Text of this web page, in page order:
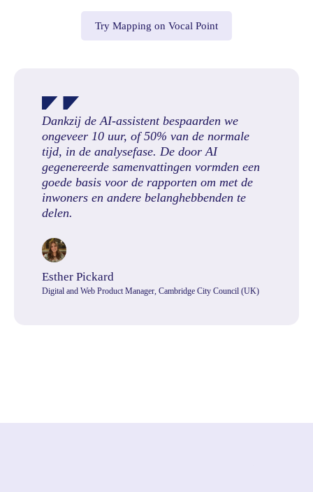
Try Mapping on Vocal Point
Dankzij de AI-assistent bespaarden we
ongeveer 10 uur, of 50% van de normale
tijd, in de analysefase. De door AI
gegenereerde samenvattingen vormden een
goede basis voor de rapporten om met de
inwoners en andere belanghebbenden te
delen.
Esther Pickard
Digital and Web Product Manager, Cambridge City Council (UK)